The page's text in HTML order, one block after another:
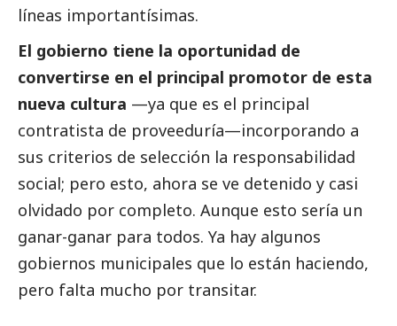
líneas importantísimas.
El gobierno tiene la oportunidad de
convertirse en el principal promotor de esta
nueva cultura —ya que es el principal
contratista de proveeduría—incorporando a
sus criterios de selección la responsabilidad
social; pero esto, ahora se ve detenido y casi
olvidado por completo. Aunque esto sería un
ganar-ganar para todos. Ya hay algunos
gobiernos municipales que lo están haciendo,
pero falta mucho por transitar.